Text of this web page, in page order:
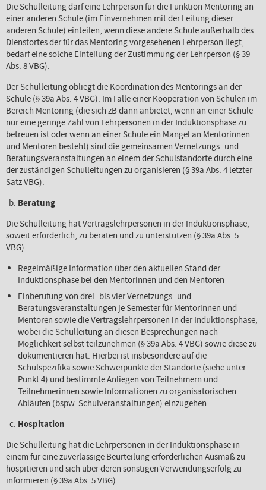
Die Schulleitung darf eine Lehrperson für die Funktion Mentoring an
einer anderen Schule (im Einvernehmen mit der Leitung dieser
anderen Schule) einteilen; wenn diese andere Schule außerhalb des
Dienstortes der für das Mentoring vorgesehenen Lehrperson liegt,
bedarf eine solche Einteilung der Zustimmung der Lehrperson (§ 39
Abs. 8 VBG).
Der Schulleitung obliegt die Koordination des Mentorings an der
Schule (§ 39a Abs. 4 VBG). Im Falle einer Kooperation von Schulen im
Bereich Mentoring (die sich zB dann anbietet, wenn an einer Schule
nur eine geringe Zahl von Lehrpersonen in der Induktionsphase zu
betreuen ist oder wenn an einer Schule ein Mangel an Mentorinnen
und Mentoren besteht) sind die gemeinsamen Vernetzungs- und
Beratungsveranstaltungen an einem der Schulstandorte durch eine
der zuständigen Schulleitungen zu organisieren (§ 39a Abs. 4 letzter
Satz VBG).
Beratung
Die Schulleitung hat Vertragslehrpersonen in der Induktionsphase,
soweit erforderlich, zu beraten und zu unterstützen (§ 39a Abs. 5
VBG):
Regelmäßige Information über den aktuellen Stand der
Induktionsphase bei den Mentorinnen und den Mentoren
Einberufung von drei- bis vier Vernetzungs- und
Beratungsveranstaltungen je Semesterfür Mentorinnen und
Mentoren sowie die Vertragslehrpersonen in der Induktionsphase,
wobei die Schulleitung an diesen Besprechungen nach
Möglichkeit selbst teilzunehmen (§ 39a Abs. 4 VBG) sowie diese zu
dokumentieren hat. Hierbei ist insbesondere auf die
Schulspezifika sowie Schwerpunkte der Standorte (siehe unter
Punkt 4) und bestimmte Anliegen von Teilnehmern und
Teilnehmerinnen sowie Informationen zu organisatorischen
Abläufen (bspw. Schulveranstaltungen) einzugehen.
Hospitation
Die Schulleitung hat die Lehrpersonen in der Induktionsphase in
einem für eine zuverlässige Beurteilung erforderlichen Ausmaß zu
hospitieren und sich über deren sonstigen Verwendungserfolg zu
informieren (§ 39a Abs. 5 VBG).